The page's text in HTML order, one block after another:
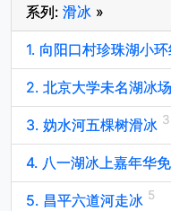
系列: 滑冰 »
1. 向阳口村珍珠湖小
2. 北京大学未名湖冰场
3. 妫水河五棵树滑冰
4. 八一湖冰上嘉年华
5. 昌平六道河走冰